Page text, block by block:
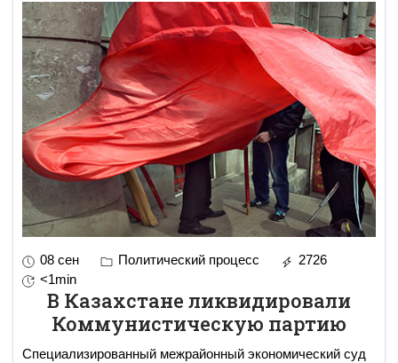
08 сен Политический процесс
2726
<1min
В Казахстане ликвидировали
Коммунистическую партию
Специализированный межрайонный экономический суд